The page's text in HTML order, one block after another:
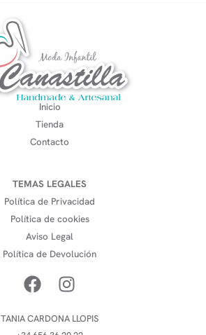
Inicio
Tienda
Contacto
TEMAS LEGALES
Política de Privacidad
Política de cookies
Aviso Legal
Política de Devolución
TANIA CARDONA LLOPIS